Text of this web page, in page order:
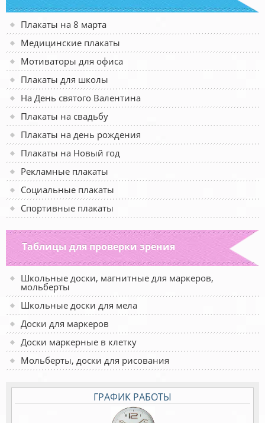
Плакаты на 8 марта
Медицинские плакаты
Мотиваторы для офиса
Плакаты для школы
На День святого Валентина
Плакаты на свадьбу
Плакаты на день рождения
Плакаты на Новый год
Рекламные плакаты
Социальные плакаты
Спортивные плакаты
Таблицы для проверки зрения
Школьные доски, магнитные для маркеров,
мольберты
Школьные доски для мела
Доски для маркеров
Доски маркерные в клетку
Мольберты, доски для рисования
ГРАФИК РАБОТЫ